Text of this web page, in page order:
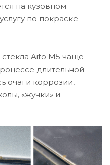
на кузовном
по покраске
Aito M5 чаще
длительной
очаги коррозии,
«жучки» и